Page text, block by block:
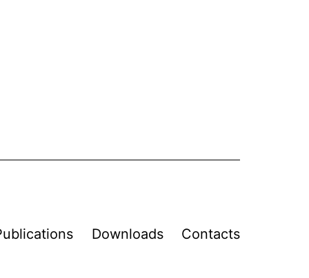
Downloads Contacts